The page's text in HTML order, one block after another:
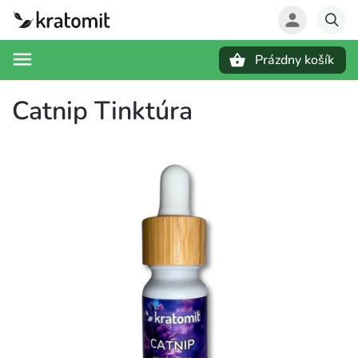
Prázdny košík
Catnip Tinktúra